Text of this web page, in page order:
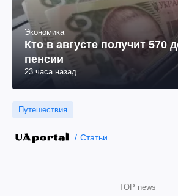
Экономика
Кто в августе получит 570
пенсии
23 часа назад
Путешествия
Статьи
TOP news